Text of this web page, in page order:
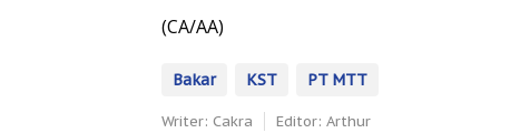
(CA/AA)
Bakar KST PT MTT
Writer: Cakra Editor: Arthur